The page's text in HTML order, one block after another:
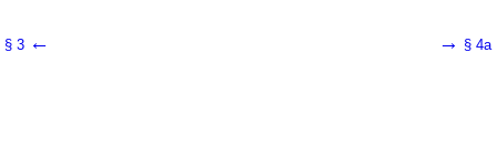
§ 3 ← → § 4a